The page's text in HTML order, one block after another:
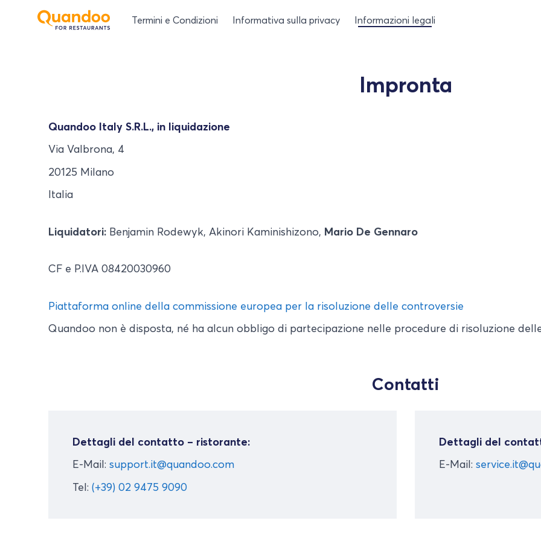
Termini e Condizioni Informativa sulla privacy Informazioni legali
Impronta
Quandoo Italy S.R.L., in liquidazione
Via Valbrona, 4
20125 Milano
Italia
Liquidatori: Benjamin Rodewyk, Akinori Kaminishizono, Mario De Gennaro
CF e P.IVA 08420030960
Piattaforma online della commissione europea per la risoluzione delle controversie
Quandoo non è disposta, né ha alcun obbligo di partecipazione nelle procedure di risoluzione
Contatti
Dettagli del contatto – ristorante:
E-Mail: support.it@quandoo.com
Tel: (+39) 02 9475 9090
Dettagli del
E-Mail: